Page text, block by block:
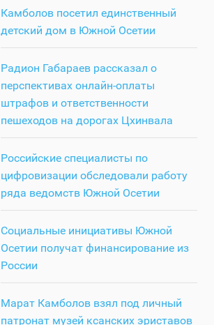
Камболов посетил единственный
детский дом в Южной Осетии
Радион Габараев рассказал о
перспективах онлайн-оплаты
штрафов и ответственности
пешеходов на дорогах Цхинвала
Российские специалисты по
цифровизации обследовали работу
ряда ведомств Южной Осетии
Социальные инициативы Южной
Осетии получат финансирование из
России
Марат Камболов взял под личный
патронат музей ксанских эриставов